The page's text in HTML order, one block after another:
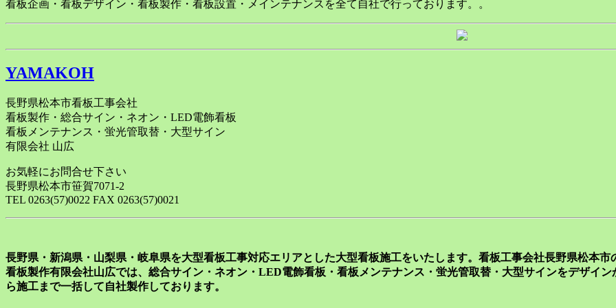
看板企画・看板デザイン・看板製作・看板設置・メインテナンスを全て自社で行っております。。
YAMAKOH
長野県松本市看板工事会社
看板製作・総合サイン・ネオン・LED電飾看板
看板メンテナンス・蛍光管取替・大型サイン
有限会社 山広
お気軽にお問合せ下さい
長野県松本市笹賀7071-2
TEL 0263(57)0022 FAX 0263(57)0021
長野県・新潟県・山梨県・岐阜県を大型看板工事対応エリアとした大型看板施工をいたします。看板工事会社長野県松本市
看板製作有限会社山広では、総合サイン・ネオン・LED電飾看板・看板メンテナンス・蛍光管取替・大型サインをデザイン
ら施工まで一括して自社製作しております。